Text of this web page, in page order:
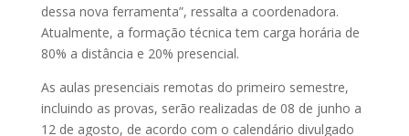
dessa nova ferramenta”, ressalta a coordenadora.
Atualmente, a formação técnica tem carga horária de
80% a distância e 20% presencial.
As aulas presenciais remotas do primeiro semestre,
incluindo as provas, serão realizadas de 08 de junho a
12 de agosto, de acordo com o calendário divulgado